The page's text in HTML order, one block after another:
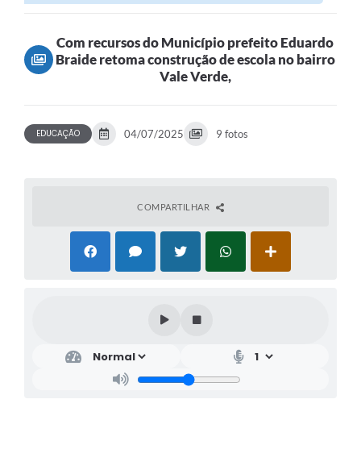
Com recursos do Município prefeito Eduardo
Braide retoma construção de escola no bairro
Vale Verde,
EDUCAÇÃO 04/07/2025 9 fotos
COMPARTILHAR